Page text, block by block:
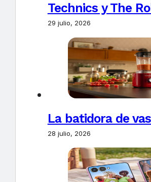
Technics y The
29 julio, 2026
La batidora de
28 julio, 2026